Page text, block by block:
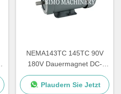
NEMA143TC 145TC 90V
180V Dauermagnet DC-
Motor 1,5 PS mit
abnehmbarer Basis
Plaudern Sie Jetzt